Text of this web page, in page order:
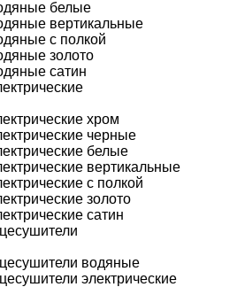
белые
вертикальные
с полкой
золото
сатин
хром
черные
белые
вертикальные
с полкой
золото
сатин
водяные
электрические